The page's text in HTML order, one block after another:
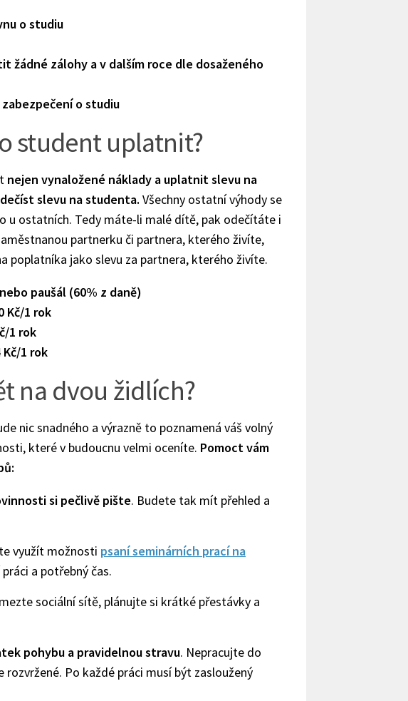
o studiu
žádné zálohy a v dalším roce dle dosaženého
o studiu
student uplatnit?
nejen vynaložené náklady a uplatnit slevu na
slevu na studenta. Všechny ostatní výhody se
u ostatních. Tedy máte-li malé dítě, pak odečítáte i
partnerku či partnera, kterého živíte,
poplatníka jako slevu za partnera, kterého živíte.
paušál (60% z daně)
Kč/1 rok
1 rok
1 rok
na dvou židlích?
nic snadného a výrazně to poznamená váš volný
které v budoucnu velmi oceníte. Pomoct vám
si pečlivě pište. Budete tak mít přehled a
využít možnosti psaní seminárních prací na
a potřebný čas.
sociální sítě, plánujte si krátké přestávky a
pohybu a pravidelnou stravu. Nepracujte do
Po každé práci musí být zasloužený